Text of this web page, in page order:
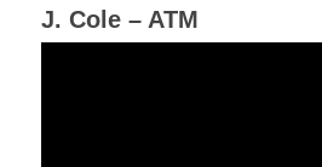
J. Cole – ATM